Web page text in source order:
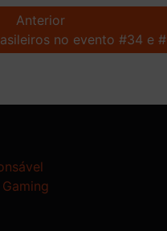
Anterior
no evento #34 e